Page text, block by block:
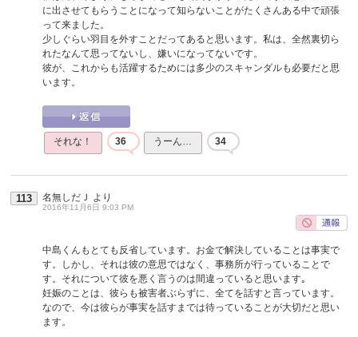
に出させてもらうことになって知らないことがたくさんある中で頑張
って来ました。
少しぐらい羽目を外すことだってあると思います。私は、全然裏切ら
れたなんて思ってないし、嫌いになってないです。
彼が、これからも活躍するためには多少のスキャンダルも必要だと思
います。
それな！ 36 うーん… 34
113 名無しだＪ より
2016年11月6日 9:03 PM
中島くんもとても反省しています。お金で解決していることは事実で
す。しかし、それは彼の意思ではなく、事務所が行っていることで
す。それについて彼を悪く言うのは間違っていると思います｡
妊娠のことは、彼らも被害者ぶらずに、全てを話すと言っています。
なので、今は彼らが事実を話すまでは待っていることが大切だと思い
ます。